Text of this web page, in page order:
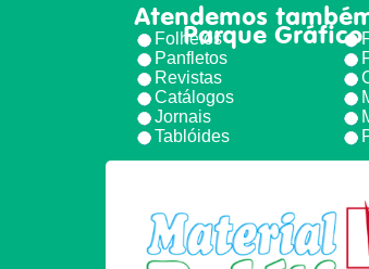
Parque Gráfico
Atendemos
Folhetos
Panfletos
Revistas
Catálogos
Jornais
Tablóides